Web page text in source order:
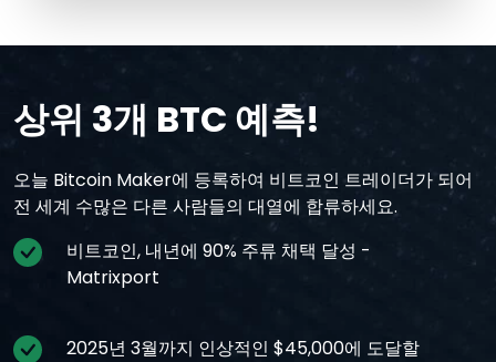
상위 3개 BTC 예측!
오늘 Bitcoin Maker에 등록하여 비트코인 트레이더가 되어
전 세계 수많은 다른 사람들의 대열에 합류하세요.
비트코인, 내년에 90% 주류 채택 달성 -
Matrixport
2025년 3월까지 인상적인 $45,000에 도달할